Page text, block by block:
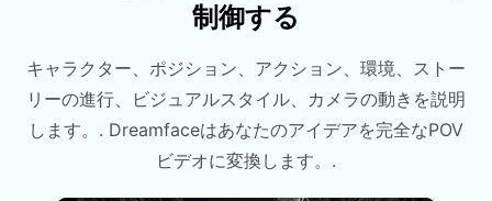
制御する
キャラクター、ポジション、アクション、環境、ストー
リーの進行、ビジュアルスタイル、カメラの動きを説明
します。. Dreamfaceはあなたのアイデアを完全なPOV
ビデオに変換します。.